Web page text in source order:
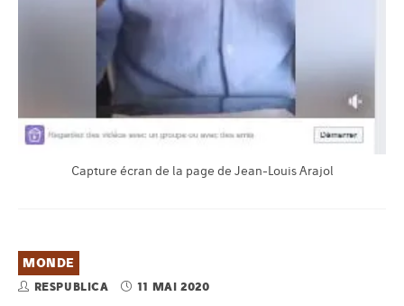
Capture écran de la page de Jean-Louis Arajol
MONDE
RESPUBLICA 11 MAI 2020